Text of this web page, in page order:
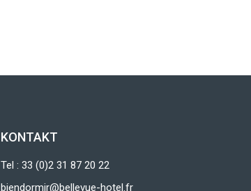
KONTAKT
Tel : 33 (0)2 31 87 20 22
biendormir@bellevue-hotel.fr